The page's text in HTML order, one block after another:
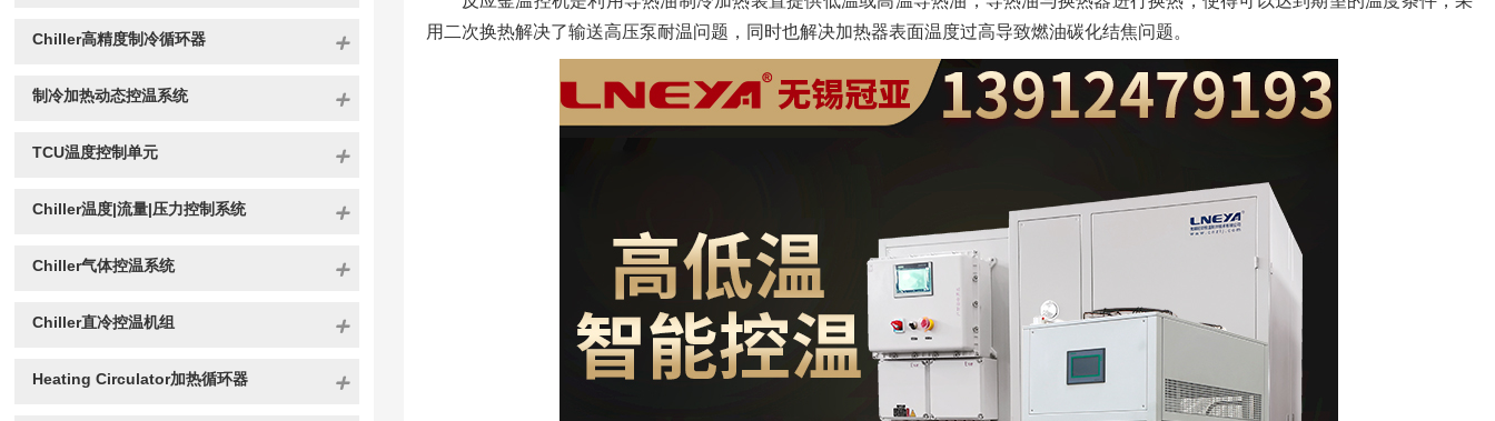
用二次换热解决了输送高压泵耐温问题，同时也解决加热器表面温度过高导致燃油碳化结焦问题。
Chiller高精度制冷循环器
制冷加热动态控温系统
TCU温度控制单元
Chiller温度|流量|压力控制系统
Chiller气体控温系统
Chiller直冷控温机组
Heating Circulator加热循环器